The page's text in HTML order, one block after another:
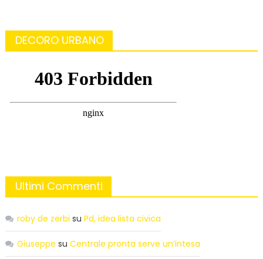
DECORO URBANO
Ultimi Commenti
roby de zerbi su Pd, idea lista civica
Giuseppe su Centrale pronta serve un’intesa